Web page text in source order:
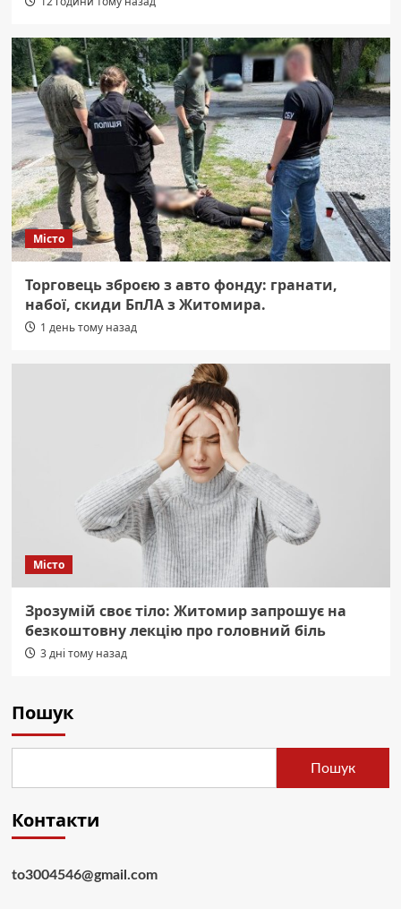
Місто
Торговець зброєю з авто фонду: гранати,
набої, скиди БпЛА з Житомира.
1 день тому назад
Місто
Зрозумій своє тіло: Житомир запрошує на
безкоштовну лекцію про головний біль
3 дні тому назад
Пошук
Пошук
Контакти
to3004546@gmail.com